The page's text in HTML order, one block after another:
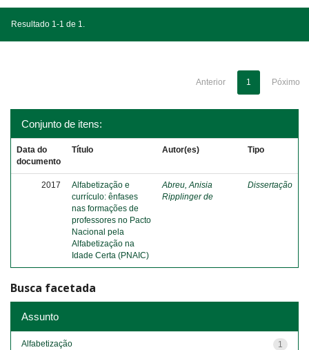
Resultado 1-1 de 1.
Anterior 1 Póximo
Conjunto de itens:
Data do
documento
Título Autor(es) Tipo
2017
Alfabetização e
currículo: ênfases
nas formações de
professores no Pacto
Nacional pela
Alfabetização na
Idade Certa (PNAIC)
Abreu, Anisia
Ripplinger de
Dissertação
Busca facetada
Assunto
1
Alfabetização